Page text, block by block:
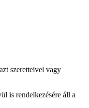
szeretteivel vagy
is rendelkezésére áll a